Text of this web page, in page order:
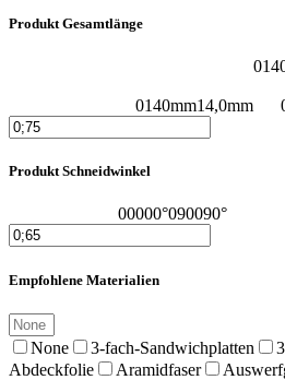
Produkt Gesamtlänge
0140mm14,0mm
Produkt Schneidwinkel
00000°090090°
Empfohlene Materialien
None 3-fach-Sandwichplatten
Abdeckfolie
Aramidfaser